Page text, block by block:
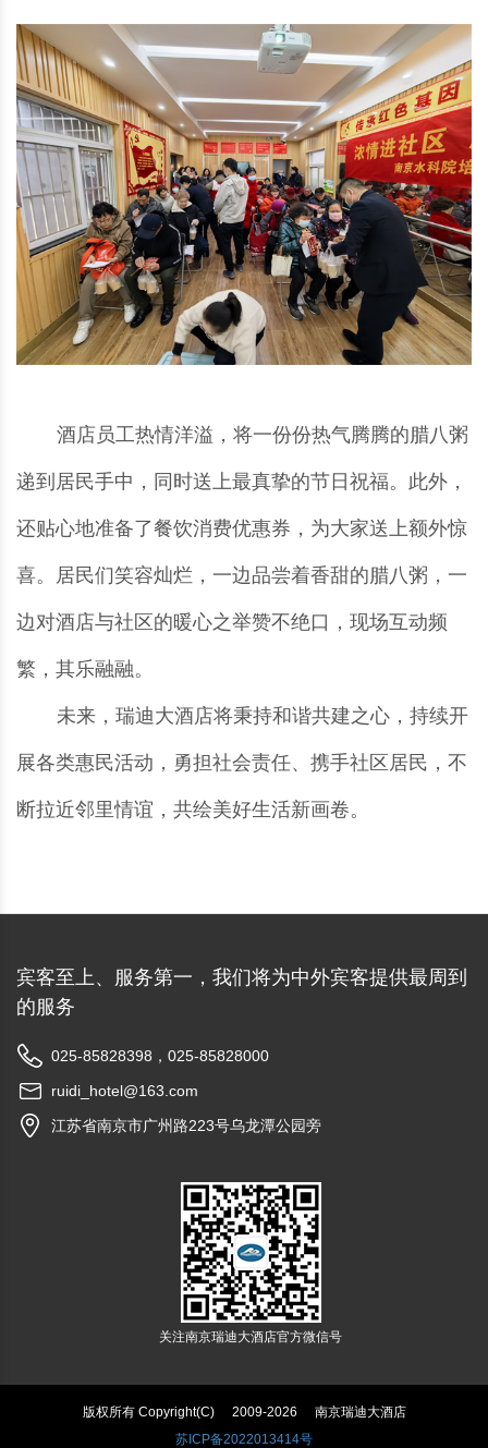
酒店员工热情洋溢，将一份份热气腾腾的腊八粥
递到居民手中，同时送上最真挚的节日祝福。此外，
还贴心地准备了餐饮消费优惠券，为大家送上额外惊
喜。居民们笑容灿烂，一边品尝着香甜的腊八粥，一
边对酒店与社区的暖心之举赞不绝口，现场互动频
繁，其乐融融。
未来，瑞迪大酒店将秉持和谐共建之心，持续开
展各类惠民活动，勇担社会责任、携手社区居民，不
断拉近邻里情谊，共绘美好生活新画卷。
宾客至上、服务第一，我们将为中外宾客提供最周到
的服务
025-85828398，025-85828000
ruidi_hotel@163.com
江苏省南京市广州路223号乌龙潭公园旁
关注南京瑞迪大酒店官方微信号
版权所有 Copyright(C) 2009-2026
南京瑞迪大酒店
苏ICP备2022013414号